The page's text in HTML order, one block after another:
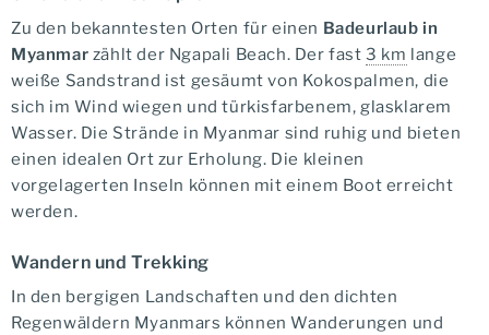
Zu den bekanntesten Orten für einen Badeurlaub in
Myanmar zählt der Ngapali Beach. Der fast3 km lange
weiße Sandstrand ist gesäumt von Kokospalmen, die
sich im Wind wiegen und türkisfarbenem, glasklarem
Wasser. Die Strände in Myanmar sind ruhig und bieten
einen idealen Ort zur Erholung. Die kleinen
vorgelagerten Inseln können mit einem Boot erreicht
werden.
Wandern und Trekking
In den bergigen Landschaften und den dichten
Regenwäldern Myanmars können Wanderungen und